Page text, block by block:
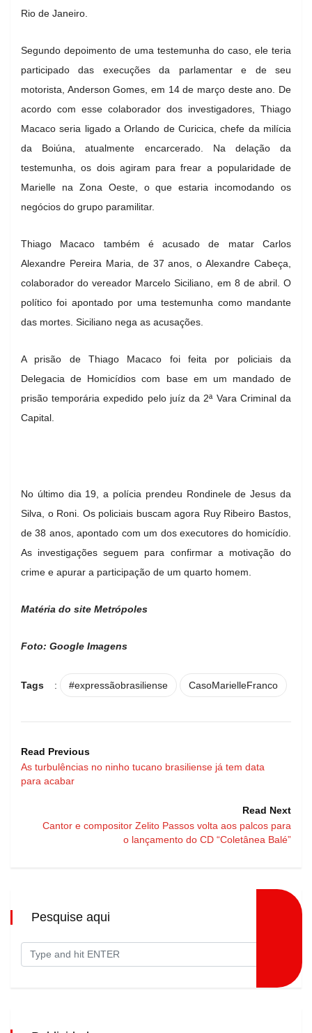
Rio de Janeiro.
Segundo depoimento de uma testemunha do caso, ele teria
participado das execuções da parlamentar e de seu
motorista, Anderson Gomes, em 14 de março deste ano. De
acordo com esse colaborador dos investigadores, Thiago
Macaco seria ligado a Orlando de Curicica, chefe da milícia
da Boiúna, atualmente encarcerado. Na delação da
testemunha, os dois agiram para frear a popularidade de
Marielle na Zona Oeste, o que estaria incomodando os
negócios do grupo paramilitar.
Thiago Macaco também é acusado de matar Carlos
Alexandre Pereira Maria, de 37 anos, o Alexandre Cabeça,
colaborador do vereador Marcelo Siciliano, em 8 de abril. O
político foi apontado por uma testemunha como mandante
das mortes. Siciliano nega as acusações.
A prisão de Thiago Macaco foi feita por policiais da
Delegacia de Homicídios com base em um mandado de
prisão temporária expedido pelo juíz da 2ª Vara Criminal da
Capital.
No último dia 19, a polícia prendeu Rondinele de Jesus da
Silva, o Roni. Os policiais buscam agora Ruy Ribeiro Bastos,
de 38 anos, apontado com um dos executores do homicídio.
As investigações seguem para confirmar a motivação do
crime e apurar a participação de um quarto homem.
Matéria do site Metrópoles
Foto: Google Imagens
Tags : #expressãobrasiliense CasoMarielleFranco
Read Previous
As turbulências no ninho tucano brasiliense já tem data
para acabar
Read Next
Cantor e compositor Zelito Passos volta aos palcos para
o lançamento do CD “Coletânea Balé”
Pesquise aqui